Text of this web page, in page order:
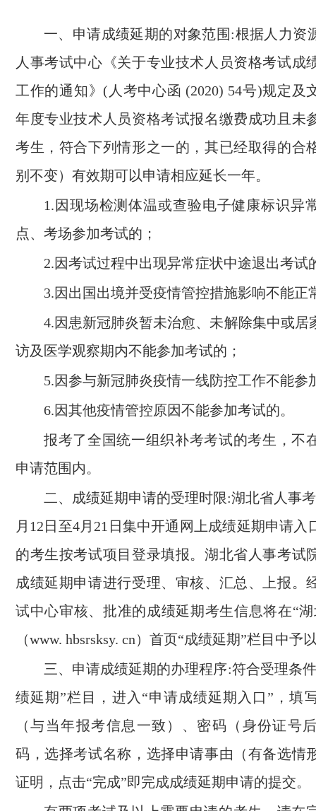
一、申请成绩延期的对象范围:根据人力资
人事考试中心《关于专业技术人员资格考试成
工作的通知》(人考中心函 (2020) 54号)规定及
年度专业技术人员资格考试报名缴费成功且未
考生，符合下列情形之一的，其已经取得的合
别不变）有效期可以申请相应延长一年。
1.因现场检测体温或查验电子健康标识异
点、考场参加考试的；
2.因考试过程中出现异常症状中途退出考试
3.因出国出境并受疫情管控措施影响不能正
4.因患新冠肺炎暂未治愈、未解除集中或居
访及医学观察期内不能参加考试的；
5.因参与新冠肺炎疫情一线防控工作不能参
6.因其他疫情管控原因不能参加考试的。
报考了全国统一组织补考考试的考生，不
申请范围内。
二、成绩延期申请的受理时限:湖北省人事
月12日至4月21日集中开通网上成绩延期申请入
的考生按考试项目登录填报。湖北省人事考试
成绩延期申请进行受理、审核、汇总、上报。
试中心审核、批准的成绩延期考生信息将在“
（www. hbsrsksy. cn）首页“成绩延期”栏目中予
三、申请成绩延期的办理程序:符合受理条
绩延期”栏目，进入“申请成绩延期入口”，填
（与当年报考信息一致）、密码（身份证号
码，选择考试名称，选择申请事由（有备选情
证明，点击“完成”即完成成绩延期申请的提交。